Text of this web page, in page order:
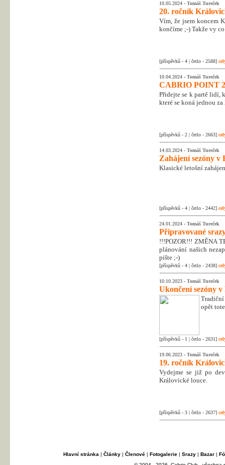
10.05.2024 - Tomáš Tureček
20. ročník
Vím, že jsem koncem
končíme ;-) Takže vy
[příspěvků - 4 | četlo - 2588]
10.04.2024 - Tomáš Tureček
CABRIO POINT
Přidejte se k partě lidí,
které se koná jednou
[příspěvků - 2 | četlo - 2663]
14.03.2024 - Tomáš Tureček
Zahájení sezóny v
Klasické letošní
[příspěvků - 4 | četlo - 2442]
24.01.2024 - Tomáš Tureček
Připravované
!!!POZOR!!! ZMĚNA
plánování našich
pište ;-)
[příspěvků - 4 | četlo - 2438]
10.10.2023 - Tomáš Tureček
Ukončení sezóny v
opět
[příspěvků - 1 | četlo - 2631]
19.06.2023 - Tomáš Tureček
19. ročník
Vydejme se již po
Královické louce.
[příspěvků - 3 | četlo - 2637]
Hlavní stránka | Články| Členové| Fotogalerie| Srazy| Bazar|